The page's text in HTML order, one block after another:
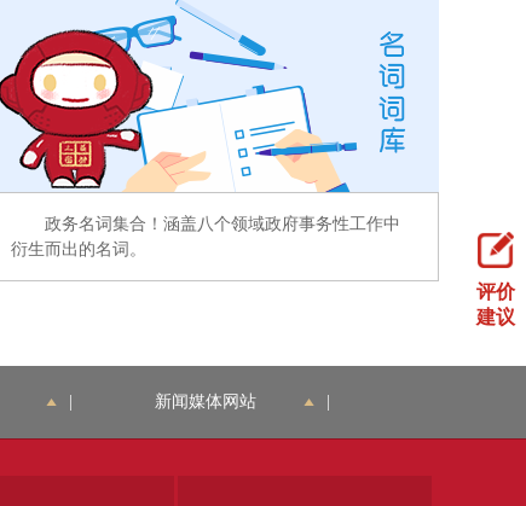
政务名词集合！涵盖八个领域政府事务性工作中
衍生而出的名词。
评价
建议
新闻媒体网站